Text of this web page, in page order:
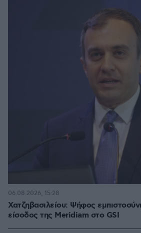
Χατζηβασιλείου: Ψήφος
είσοδος της Meridiam στο GSI
06.08.2026, 15:28